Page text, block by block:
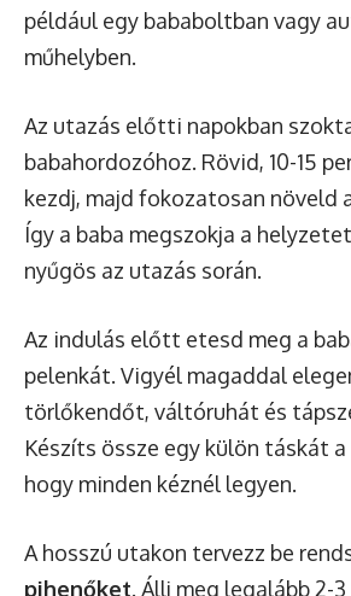
például egy bababoltban vagy
műhelyben.
Az utazás előtti napokban
babahordozóhoz. Rövid, 10-15
kezdj, majd fokozatosan növeld
Így a baba megszokja a
nyűgös az utazás során.
Az indulás előtt etesd meg a
pelenkát. Vigyél magaddal
törlőkendőt, váltóruhát és
Készíts össze egy külön táskát a
hogy minden kéznél legyen.
A hosszú utakon tervezz be
pihenőket. Állj meg legalább 2-